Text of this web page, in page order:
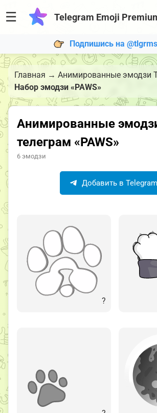
☰ Telegram Emoji
Подпишись на
Главная → Анимированные эмодзи
Набор эмодзи «PAWS»
Анимированные
телеграм «PAWS»
6 эмодзи
Добавить в Telegram
?